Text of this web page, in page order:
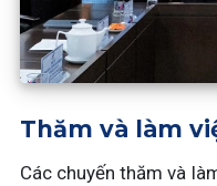
Thăm và làm
Các chuyến thăm và